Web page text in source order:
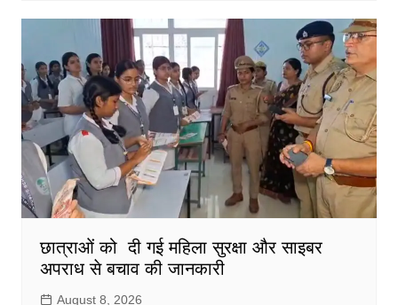
छात्राओं को दी गई महिला सुरक्षा और साइबर
अपराध से बचाव की जानकारी
August 8, 2026